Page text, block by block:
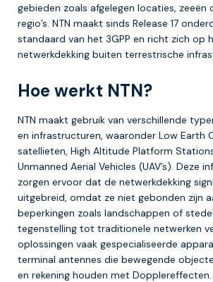
gebieden zoals afgelegen locaties, zeeën
regio’s. NTN maakt sinds Release 17
standaard van het 3GPP en richt zich op
netwerkdekking buiten terrestrische
Hoe werkt NTN?
NTN maakt gebruik van verschillende
en infrastructuren, waaronder Low Earth
satellieten, High Altitude Platform
Unmanned Aerial Vehicles (UAV’s). Deze
zorgen ervoor dat de netwerkdekking
uitgebreid, omdat ze niet gebonden zijn
beperkingen zoals landschappen of
tegenstelling tot traditionele netwerken
oplossingen vaak gespecialiseerde
terminal antennes die bewegende
en rekening houden met Dopplereffecten.